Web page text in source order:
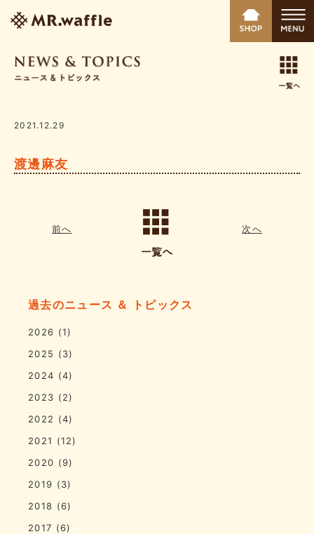
2021.12.29
渡邊麻友
前へ 次へ
過去のニュース ＆ トピックス
2026 (1)
2025 (3)
2024 (4)
2023 (2)
2022 (4)
2021 (12)
2020 (9)
2019 (3)
2018 (6)
2017 (6)